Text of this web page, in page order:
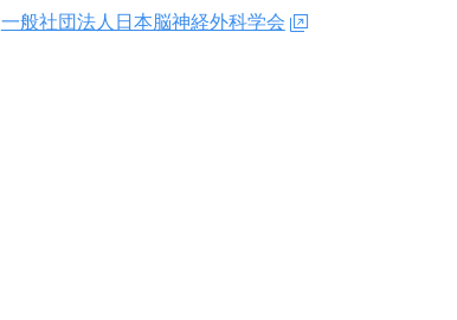
一般社団法人日本脳神経外科学会